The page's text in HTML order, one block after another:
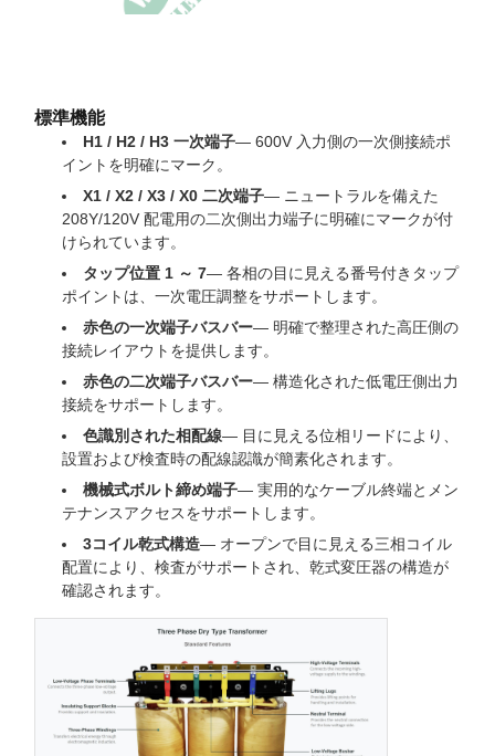
標準機能
H1 / H2 / H3 一次端子— 600V 入力側の一次側接続ポ
イントを明確にマーク。
X1 / X2 / X3 / X0 二次端子— ニュートラルを備えた
208Y/120V 配電用の二次側出力端子に明確にマークが付
けられています。
タップ位置 1 ～ 7— 各相の目に見える番号付きタップ
ポイントは、一次電圧調整をサポートします。
赤色の一次端子バスバー— 明確で整理された高圧側の
接続レイアウトを提供します。
赤色の二次端子バスバー— 構造化された低電圧側出力
接続をサポートします。
色識別された相配線— 目に見える位相リードにより、
設置および検査時の配線認識が簡素化されます。
機械式ボルト締め端子— 実用的なケーブル終端とメン
テナンスアクセスをサポートします。
3コイル乾式構造— オープンで目に見える三相コイル
配置により、検査がサポートされ、乾式変圧器の構造が
確認されます。